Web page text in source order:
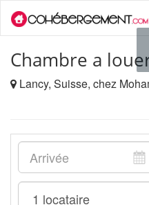
Chambre a
Lancy, Suisse, chez